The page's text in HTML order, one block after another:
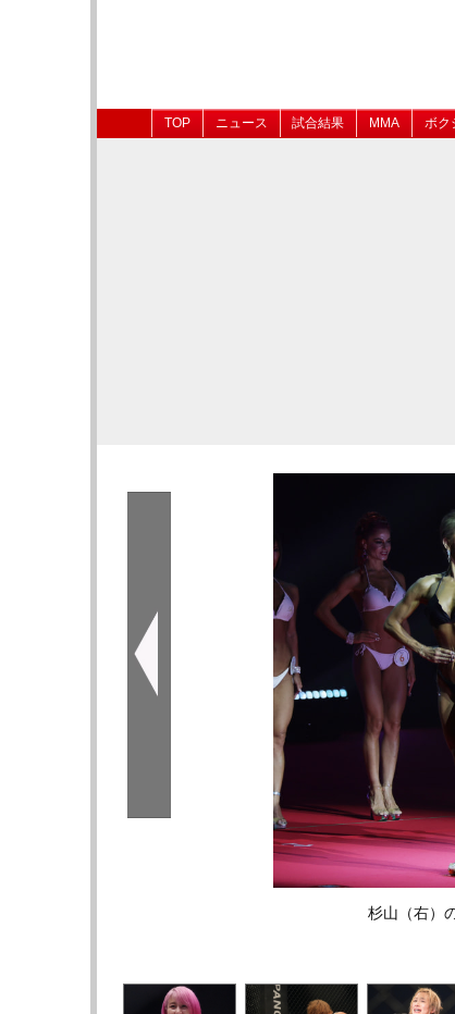
TOP ニュース 試合結果 MMA ボク
杉山（右）